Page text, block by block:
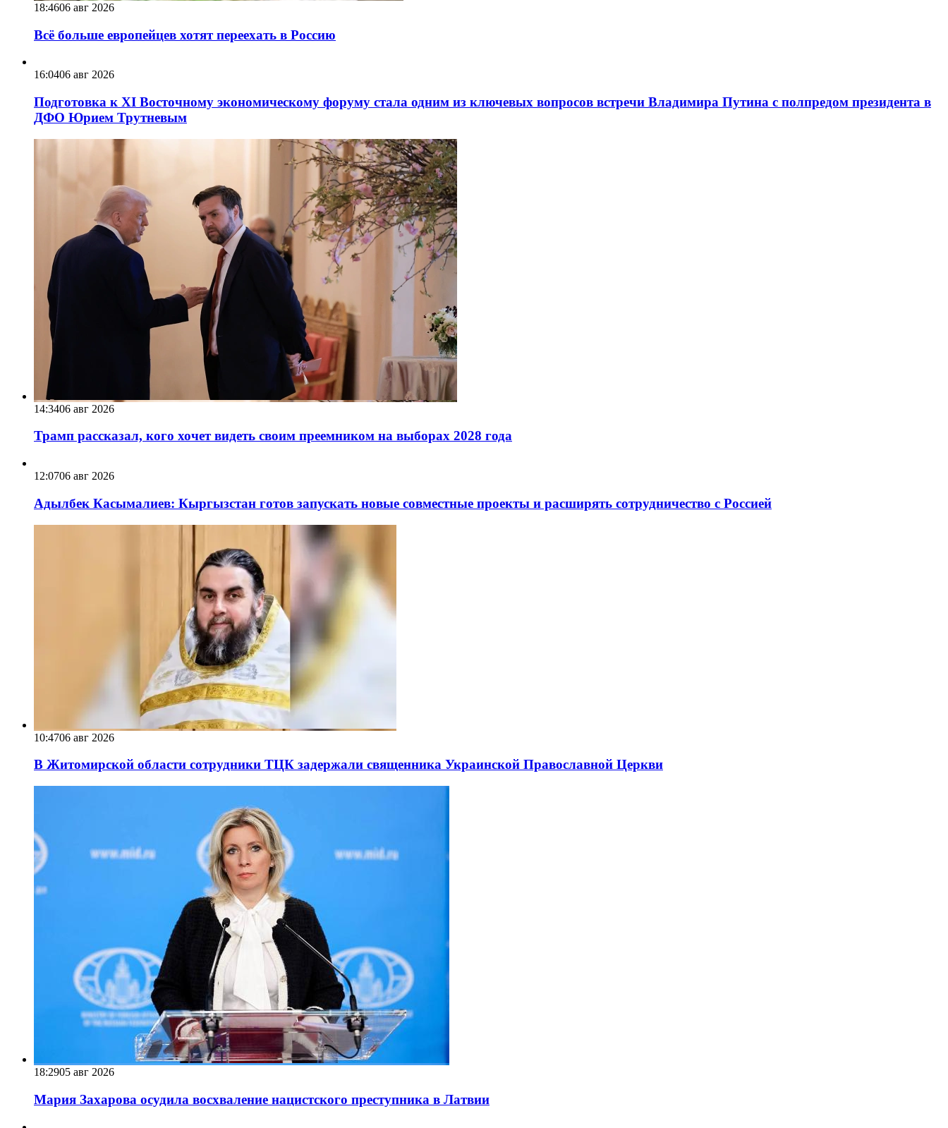
18:4606 авг 2026
Всё больше европейцев хотят переехать в Россию
16:0406 авг 2026
Подготовка к XI Восточному экономическому форуму стала одним из ключевых вопросов встречи Владимира Путина с полпредом президента в
ДФО Юрием Трутневым
14:3406 авг 2026
Трамп рассказал, кого хочет видеть своим преемником на выборах 2028 года
12:0706 авг 2026
Адылбек Касымалиев: Кыргызстан готов запускать новые совместные проекты и расширять сотрудничество с Россией
10:4706 авг 2026
В Житомирской области сотрудники ТЦК задержали священника Украинской Православной Церкви
18:2905 авг 2026
Мария Захарова осудила восхваление нацистского преступника в Латвии